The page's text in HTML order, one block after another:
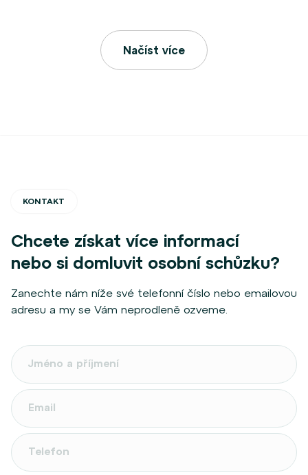
Načíst více
KONTAKT
Chcete získat více informací
nebo si domluvit osobní schůzku?
Zanechte nám níže své telefonní číslo nebo emailovou
adresu a my se Vám neprodleně ozveme.